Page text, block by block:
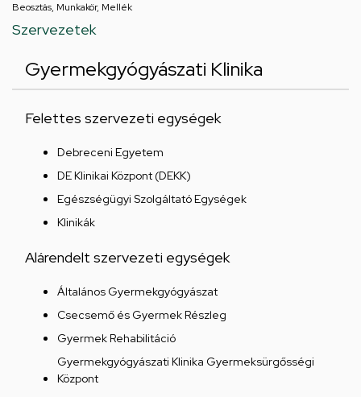
Beosztás, Munkakör, Mellék
Szervezetek
Gyermekgyógyászati Klinika
Felettes szervezeti egységek
Debreceni Egyetem
DE Klinikai Központ (DEKK)
Egészségügyi Szolgáltató Egységek
Klinikák
Alárendelt szervezeti egységek
Általános Gyermekgyógyászat
Csecsemő és Gyermek Részleg
Gyermek Rehabilitáció
Gyermekgyógyászati Klinika Gyermeksürgősségi
Központ